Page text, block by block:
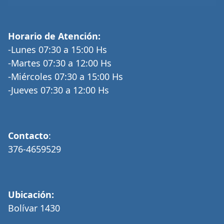
Horario de Atención:
-Lunes 07:30 a 15:00 Hs
-Martes 07:30 a 12:00 Hs
-Miércoles 07:30 a 15:00 Hs
-Jueves 07:30 a 12:00 Hs
Contacto:
376-4659529
Ubicación:
Bolívar 1430